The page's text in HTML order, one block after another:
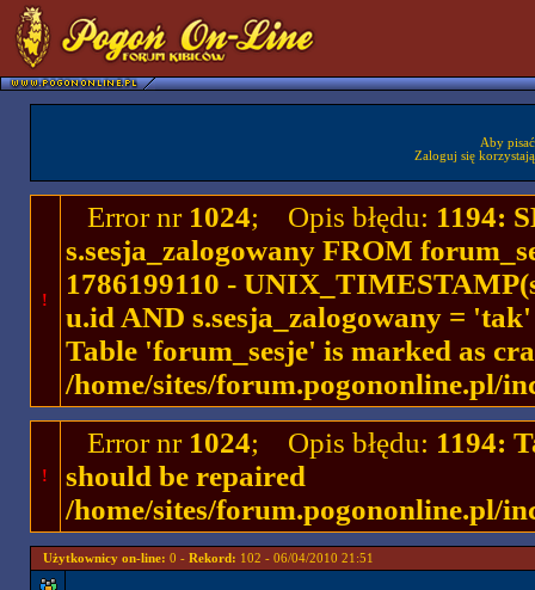
Aby
Zaloguj się
!
Error nr 1024; Opis błędu: 1194:
s.sesja_zalogowany FROM
1786199110 -
u.id AND s.sesja_zalogowany =
Table 'forum_sesje' is marked as
/home/sites/forum.pogononline.pl/
!
Error nr 1024; Opis błędu: 1194:
should be repaired
/home/sites/forum.pogononline.pl/
Użytkownicy on-line: 0 - Rekord: 102 - 06/04/2010 21:51